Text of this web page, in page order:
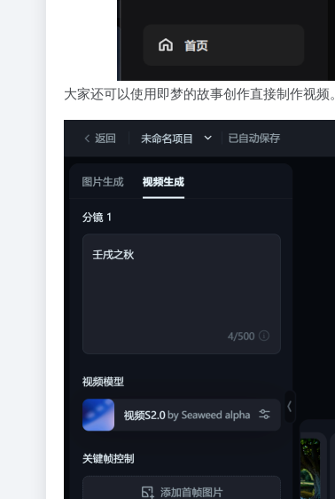
大家还可以使用即梦的故事创作直接制作视频。